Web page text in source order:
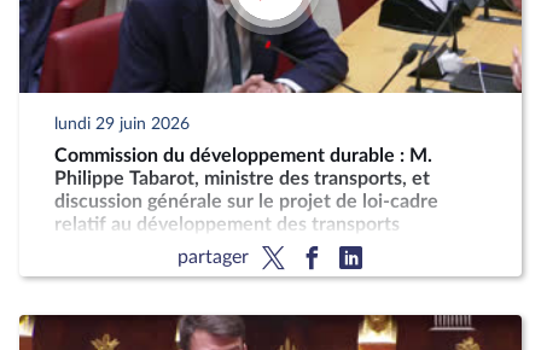
lundi 29 juin 2026
Commission du développement durable : M.
Philippe Tabarot, ministre des transports, et
discussion générale sur le projet de loi-cadre
relatif au développement des transports
partager